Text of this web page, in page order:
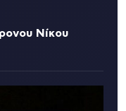
Νίκου